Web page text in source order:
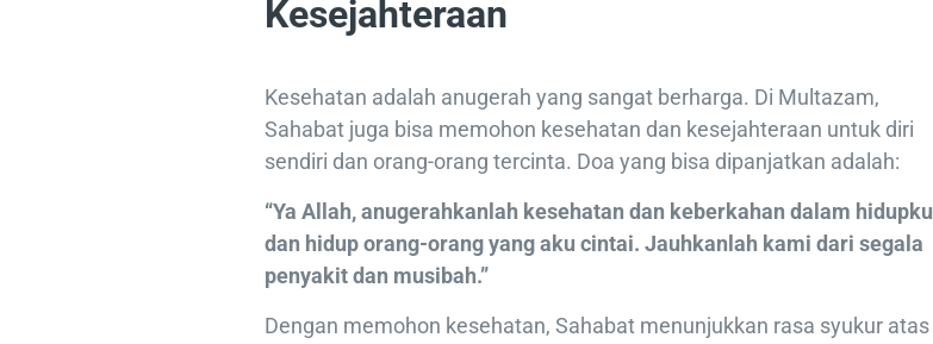
Kesejahteraan
Kesehatan adalah anugerah yang sangat berharga. Di Multazam,
Sahabat juga bisa memohon kesehatan dan kesejahteraan untuk diri
sendiri dan orang-orang tercinta. Doa yang bisa dipanjatkan adalah:
“Ya Allah, anugerahkanlah kesehatan dan keberkahan dalam hidupku
dan hidup orang-orang yang aku cintai. Jauhkanlah kami dari segala
penyakit dan musibah.”
Dengan memohon kesehatan, Sahabat menunjukkan rasa syukur atas